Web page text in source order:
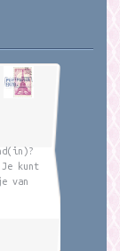
kunt
van